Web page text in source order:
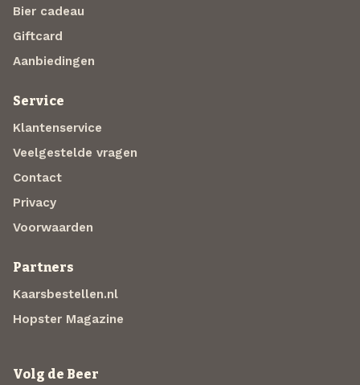
Bier cadeau
Giftcard
Aanbiedingen
Service
Klantenservice
Veelgestelde vragen
Contact
Privacy
Voorwaarden
Partners
Kaarsbestellen.nl
Hopster Magazine
Volg de Beer